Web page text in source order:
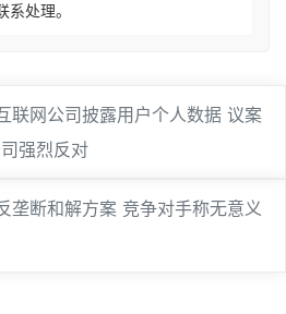
处理。
联网公司披露用户个人数据 议案
强烈反对
垄断和解方案 竞争对手称无意义